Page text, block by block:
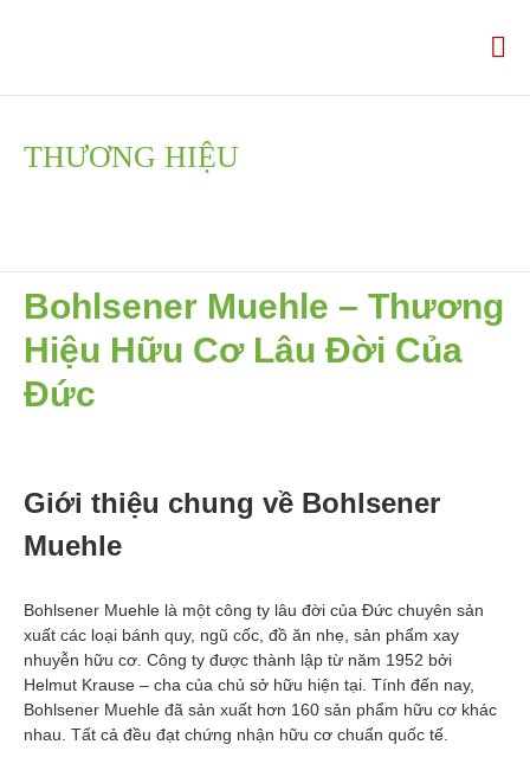
Thương hiệu
Tin tức
THƯƠNG HIỆU
Bohlsener Muehle – Thương
Hiệu Hữu Cơ Lâu Đời Của
Đức
Giới thiệu chung về Bohlsener
Muehle
Bohlsener Muehle là một công ty lâu đời của Đức chuyên sản
xuất các loại bánh quy, ngũ cốc, đồ ăn nhẹ, sản phẩm xay
nhuyễn hữu cơ. Công ty được thành lập từ năm 1952 bởi
Helmut Krause – cha của chủ sở hữu hiện tại. Tính đến nay,
Bohlsener Muehle đã sản xuất hơn 160 sản phẩm hữu cơ khác
nhau. Tất cả đều đạt chứng nhận hữu cơ chuẩn quốc tế.